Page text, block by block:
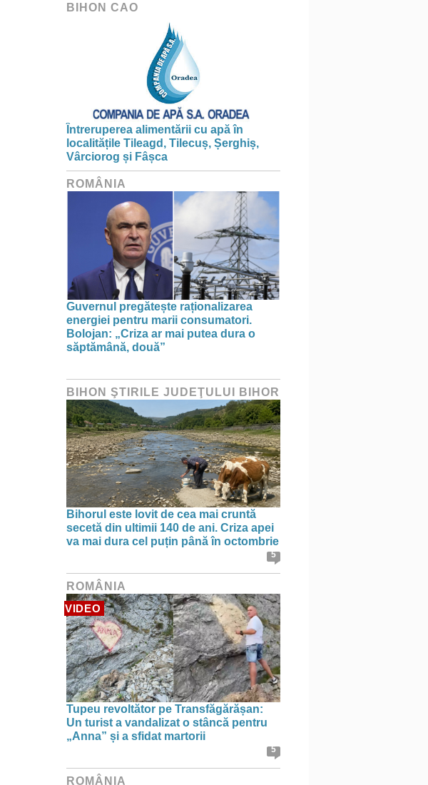
BIHON CAO
Întreruperea alimentării cu apă în
localitățile Tileagd, Tilecuș, Șerghiș,
Vârciorog și Fâșca
ROMÂNIA
Guvernul pregătește raționalizarea
energiei pentru marii consumatori.
Bolojan: „Criza ar mai putea dura o
săptămână, două”
BIHON ŞTIRILE JUDEŢULUI BIHOR
Bihorul este lovit de cea mai cruntă
secetă din ultimii 140 de ani. Criza apei
va mai dura cel puțin până în octombrie
5
ROMÂNIA
VIDEO
Tupeu revoltător pe Transfăgărășan:
Un turist a vandalizat o stâncă pentru
„Anna” și a sfidat martorii
5
ROMÂNIA